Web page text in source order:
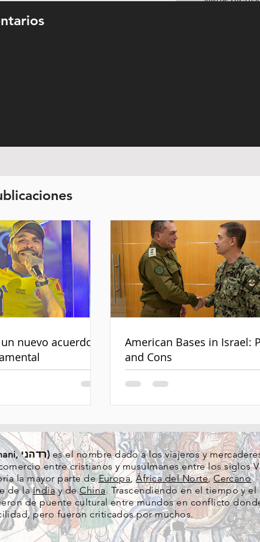
nuevo acuerdo
American Bases in Israel:
and Cons
, Radhani, רדהני)es el nombre dado a los viajeros y
entre cristianos y musulmanes entre los siglos
la mayor parte deEuropa,África del Norte,Cercano
de laIndiay deChina. Trascendiendo en el tiempo y el
de puente cultural entre mundos en conflicto
pero fueron criticados por muchos.